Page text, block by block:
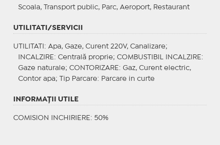
Scoala, Transport public, Parc, Aeroport, Restaurant
UTILITATI/SERVICII
UTILITATI : Apa, Gaze, Curent 220V, Canalizare;
INCALZIRE : Centrală proprie; COMBUSTIBIL INCALZIRE :
Gaze naturale; CONTORIZARE : Gaz, Curent electric,
Contor apa;
Tip Parcare: Parcare in curte
INFORMAŢII UTILE
COMISION INCHIRIERE: 50%